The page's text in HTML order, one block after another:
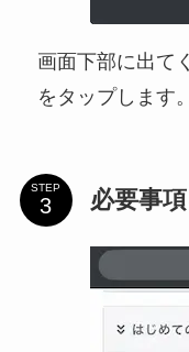
画面下部に出て
をタップします。
STEP 必要事